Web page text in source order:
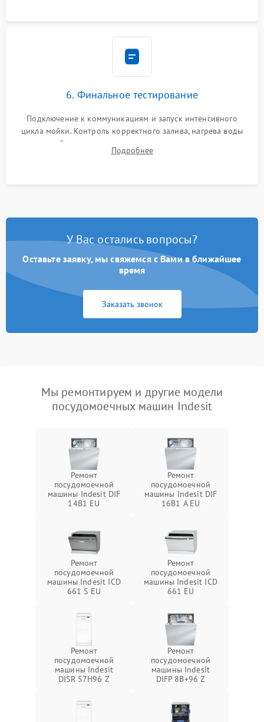
6. Финальное тестирование
Подключение к коммуникациям и запуск интенсивного
цикла мойки. Контроль корректного залива, нагрева воды
до нужной температуры, отсутствия посторонних шумов,
штатного слива и абсолютной сухости в поддоне.
Подробнее
У Вас остались вопросы?
Оставьте заявку, мы свяжемся с Вами в ближайшее
время
Заказать звонок
Мы ремонтируем и другие модели
посудомоечных машин Indesit
Ремонт
посудомоечной
машины Indesit DIF
14B1 EU
Ремонт
посудомоечной
машины Indesit DIF
16B1 A EU
Ремонт
посудомоечной
машины Indesit ICD
661 S EU
Ремонт
посудомоечной
машины Indesit ICD
661 EU
Ремонт
посудомоечной
машины Indesit
DISR 57H96 Z
Ремонт
посудомоечной
машины Indesit
DIFP 8B+96 Z